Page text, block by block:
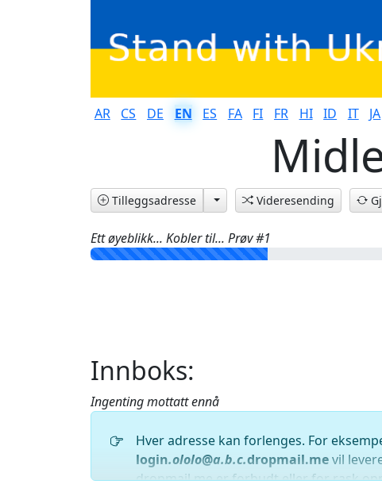
AR CS DE EN ES FA FI FR HI ID IT JA
Tilleggsadresse Videresending
Ett øyeblikk... Kobler til... Prøv #1
Innboks:
Ingenting mottatt ennå
Hver adresse kan forlenges. For
login.ololo@a.b.c.dropmail.mevil
dropmail.me er forbudt eller for rask